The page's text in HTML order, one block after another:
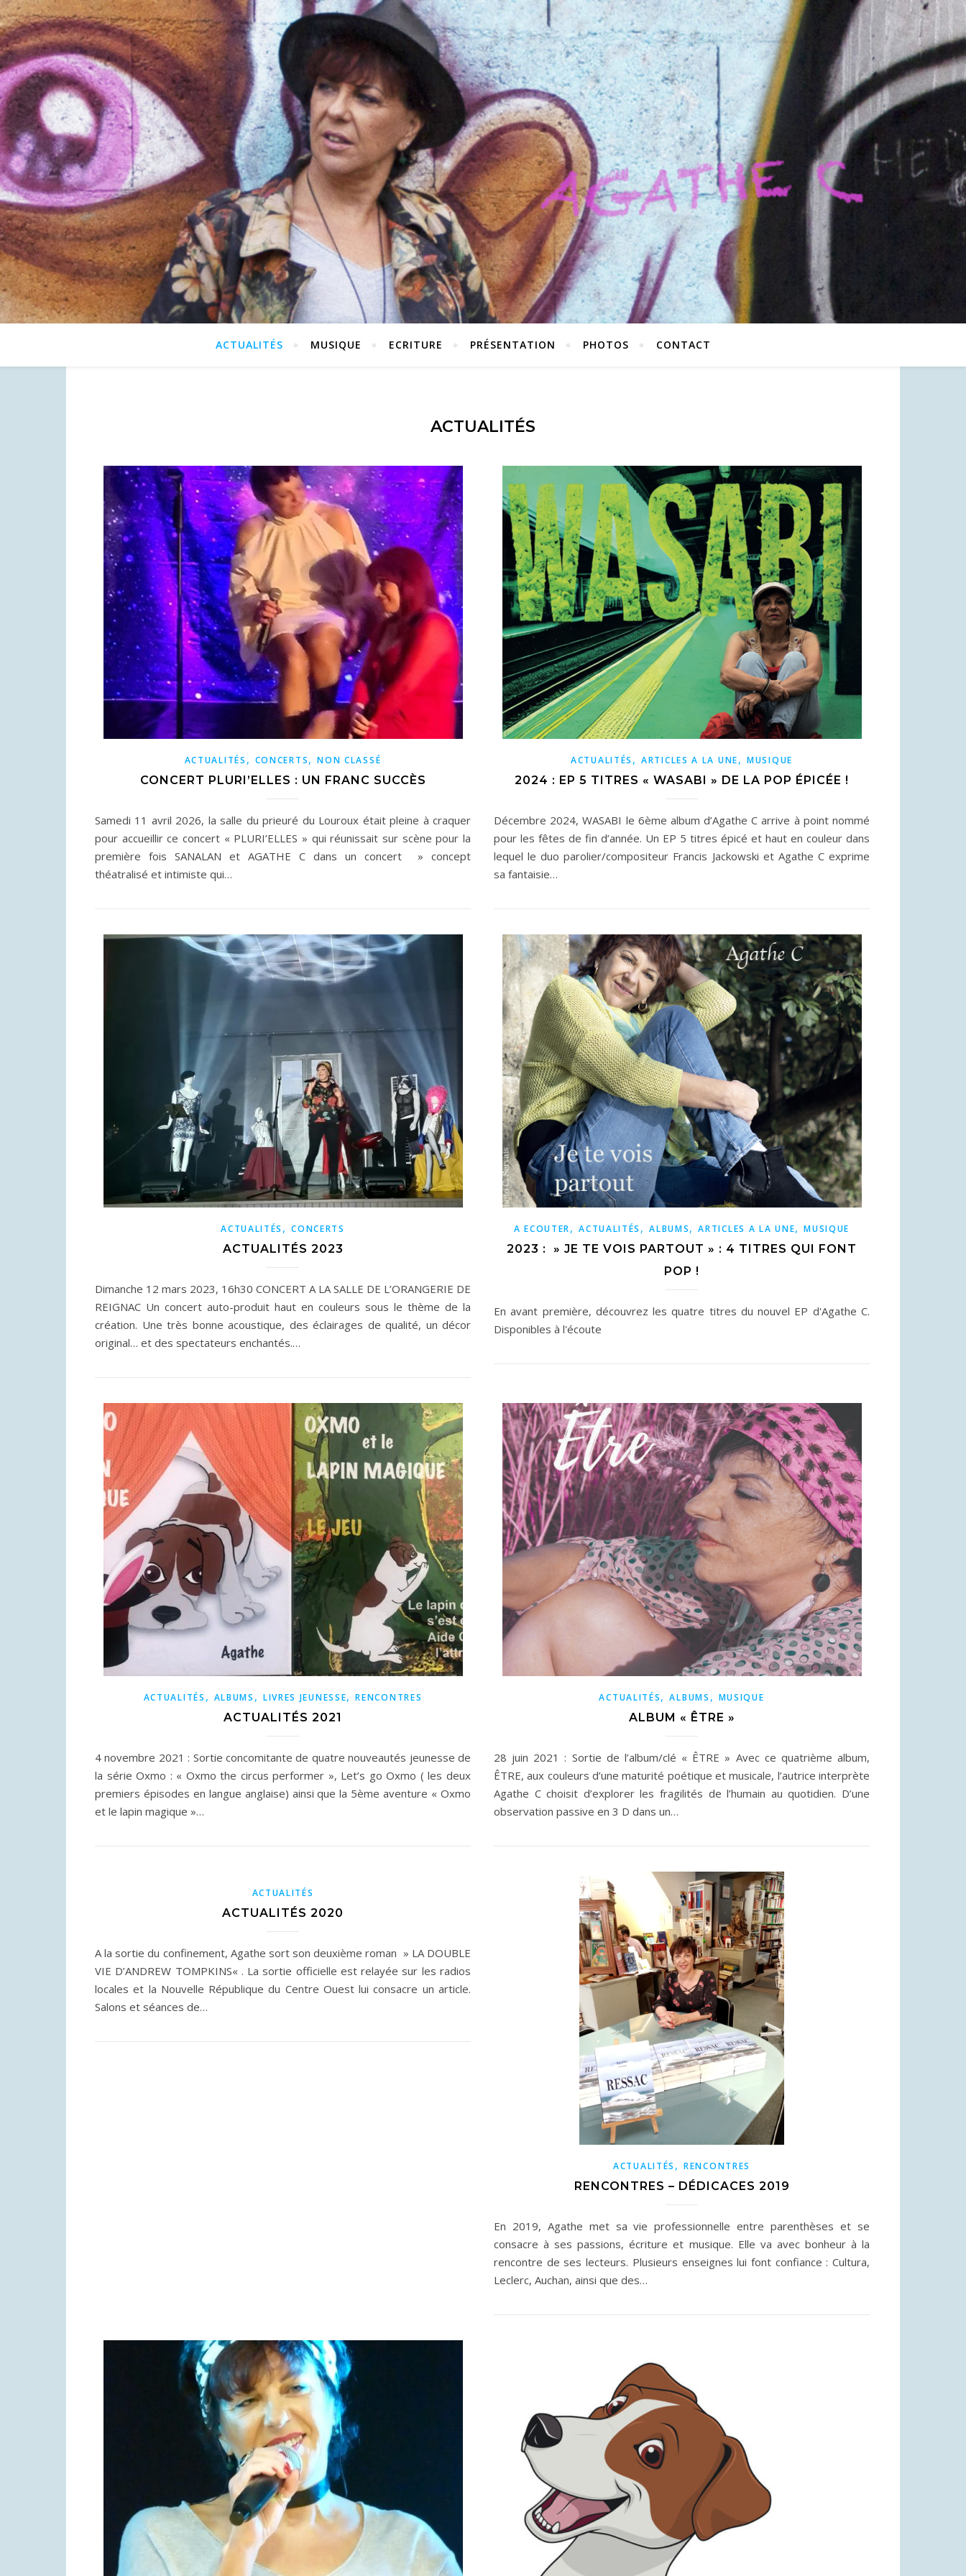
ACTUALITÉS MUSIQUE ECRITURE PRÉSENTATION PHOTOS CONTACT
ACTUALITÉS
ACTUALITÉS , CONCERTS,NON CLASSÉ
CONCERT PLURI’ELLES : UN FRANC SUCCÈS
Samedi 11 avril 2026, la salle du prieuré du Louroux était pleine à craquer
pour accueillir ce concert « PLURI’ELLES » qui réunissait sur scène pour la
première fois SANALAN et AGATHE C dans un concert » concept
théatralisé et intimiste qui…
ACTUALITÉS ,ARTICLES A LA UNE, MUSIQUE
2024 : EP 5 TITRES « WASABI » DE LA POP ÉPICÉE !
Décembre 2024, WASABI le 6ème album d’Agathe C arrive à point nommé
pour les fêtes de fin d’année. Un EP 5 titres épicé et haut en couleur dans
lequel le duo parolier/compositeur Francis Jackowski et Agathe C exprime
sa fantaisie…
ACTUALITÉS ,CONCERTS
ACTUALITÉS 2023
Dimanche 12 mars 2023, 16h30 CONCERT A LA SALLE DE L’ORANGERIE DE
REIGNAC Un concert auto-produit haut en couleurs sous le thème de la
création. Une très bonne acoustique, des éclairages de qualité, un décor
original… et des spectateurs enchantés.…
A ECOUTER,ACTUALITÉS ,ALBUMS,ARTICLES A LA UNE,MUSIQUE
2023 : » JE TE VOIS PARTOUT » : 4 TITRES QUI FONT
POP !
En avant première, découvrez les quatre titres du nouvel EP d'Agathe C.
Disponibles à l'écoute
ACTUALITÉS , ALBUMS , LIVRES JEUNESSE,RENCONTRES
ACTUALITÉS 2021
4 novembre 2021 : Sortie concomitante de quatre nouveautés jeunesse de
la série Oxmo : « Oxmo the circus performer », Let’s go Oxmo ( les deux
premiers épisodes en langue anglaise) ainsi que la 5ème aventure « Oxmo
et le lapin magique »…
ACTUALITÉS,ALBUMS , MUSIQUE
ALBUM « ÊTRE »
28 juin 2021 : Sortie de l’album/clé « ÊTRE » Avec ce quatrième album,
ÊTRE, aux couleurs d’une maturité poétique et musicale, l’autrice interprète
Agathe C choisit d’explorer les fragilités de l’humain au quotidien. D’une
observation passive en 3 D dans un…
ACTUALITÉS
ACTUALITÉS 2020
A la sortie du confinement, Agathe sort son deuxième roman » LA DOUBLE
VIE D’ANDREW TOMPKINS« . La sortie officielle est relayée sur les radios
locales et la Nouvelle République du Centre Ouest lui consacre un article.
Salons et séances de…
ACTUALITÉS , RENCONTRES
RENCONTRES – DÉDICACES 2019
En 2019, Agathe met sa vie professionnelle entre parenthèses et se
consacre à ses passions, écriture et musique. Elle va avec bonheur à la
rencontre de ses lecteurs. Plusieurs enseignes lui font confiance : Cultura,
Leclerc, Auchan, ainsi que des…